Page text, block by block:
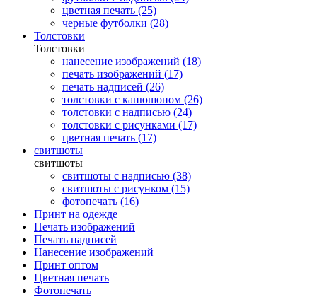
цветная печать (25)
черные футболки (28)
Толстовки
Толстовки
нанесение изображений (18)
печать изображений (17)
печать надписей (26)
толстовки с капюшоном (26)
толстовки с надписью (24)
толстовки с рисунками (17)
цветная печать (17)
свитшоты
свитшоты
свитшоты с надписью (38)
свитшоты с рисунком (15)
фотопечать (16)
Принт на одежде
Печать изображений
Печать надписей
Нанесение изображений
Принт оптом
Цветная печать
Фотопечать